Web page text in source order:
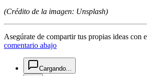
(Crédito de la imagen: Unsplash)
Asegúrate de compartir tus propias ideas con
comentario abajo
Cargando...